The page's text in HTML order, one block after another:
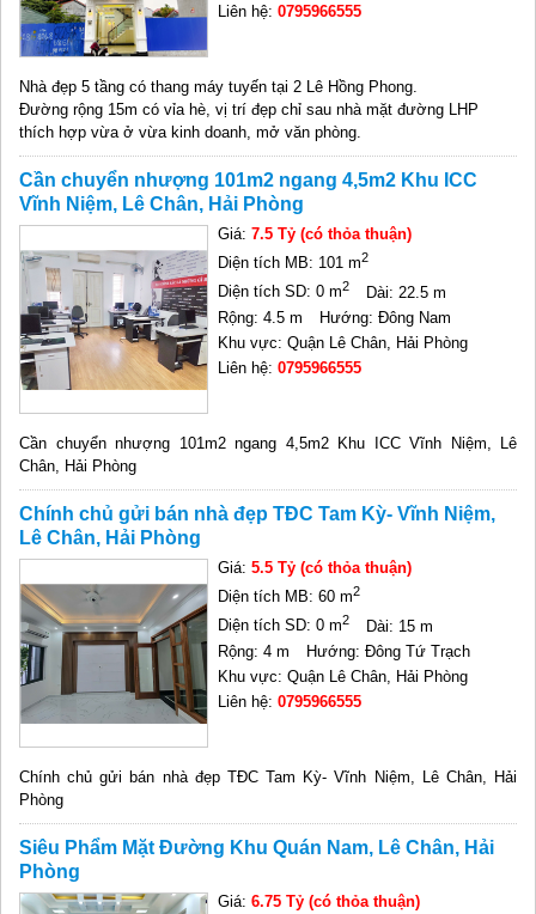
Liên hệ:0795966555
Nhà đẹp 5 tầng có thang máy tuyến tại 2 Lê Hồng Phong.
Đường rộng 15m có vỉa hè, vị trí đẹp chỉ sau nhà mặt đường LHP
thích hợp vừa ở vừa kinh doanh, mở văn phòng.
Cần chuyển nhượng 101m2 ngang 4,5m2 Khu ICC
Vĩnh Niệm, Lê Chân, Hải Phòng
Giá:7.5 Tỷ (có thỏa thuận)
Diện tích MB: 101 m2
Diện tích SD: 0 m2
Dài: 22.5 m
Rộng: 4.5 m
Hướng: Đông Nam
Khu vực: Quận Lê Chân, Hải Phòng
Liên hệ:0795966555
Cần chuyển nhượng 101m2 ngang 4,5m2 Khu ICC Vĩnh Niệm, Lê
Chân, Hải Phòng
Chính chủ gửi bán nhà đẹp TĐC Tam Kỳ- Vĩnh Niệm,
Lê Chân, Hải Phòng
Giá:5.5 Tỷ (có thỏa thuận)
Diện tích MB: 60 m2
Diện tích SD: 0 m2
Dài: 15 m
Rộng: 4 m
Hướng: Đông Tứ Trạch
Khu vực: Quận Lê Chân, Hải Phòng
Liên hệ:0795966555
Chính chủ gửi bán nhà đẹp TĐC Tam Kỳ- Vĩnh Niệm, Lê Chân, Hải
Phòng
Siêu Phẩm Mặt Đường Khu Quán Nam, Lê Chân, Hải
Phòng
Giá:6.75 Tỷ (có thỏa thuận)